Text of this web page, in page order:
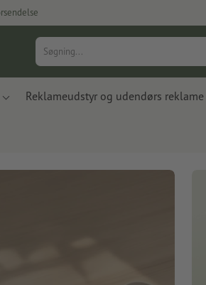
Reklameudstyr og udendørs reklame